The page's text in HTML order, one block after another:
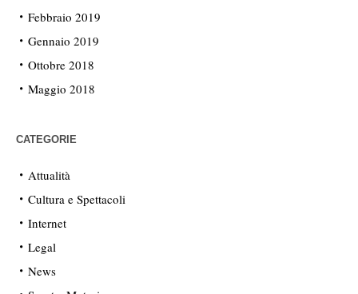
Febbraio 2019
Gennaio 2019
Ottobre 2018
Maggio 2018
CATEGORIE
Attualità
Cultura e Spettacoli
Internet
Legal
News